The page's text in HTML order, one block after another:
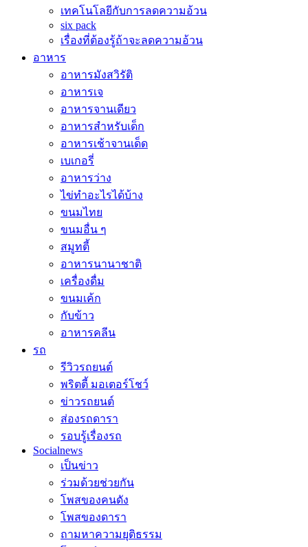
เทคโนโลยีกับการลดความอ้วน
six pack
เรื่องที่ต้องรู้ถ้าจะลดความอ้วน
อาหาร
อาหารมังสวิรัติ
อาหารเจ
อาหารจานเดียว
อาหารสำหรับเด็ก
อาหารเช้าจานเด็ด
เบเกอรี่
อาหารว่าง
ไข่ทำอะไรได้บ้าง
ขนมไทย
ขนมอื่น ๆ
สมูทตี้
อาหารนานาชาติ
เครื่องดื่ม
ขนมเค้ก
กับข้าว
อาหารคลีน
รถ
รีวิวรถยนต์
พริตตี้ มอเตอร์โชว์
ข่าวรถยนต์
ส่องรถดารา
รอบรู้เรื่องรถ
Socialnews
เป็นข่าว
ร่วมด้วยช่วยกัน
โพสของคนดัง
โพสของดารา
ถามหาความยุติธรรม